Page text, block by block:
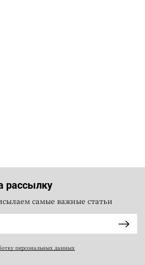
рассылку
самые важные статьи
персональных данных